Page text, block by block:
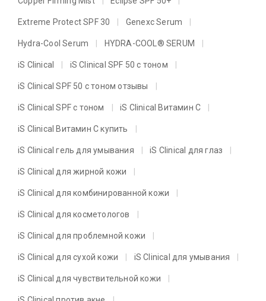
Extreme Protect SPF 30 Genexc Serum
Hydra-Cool Serum HYDRA-COOL® SERUM
iS Clinical iS Clinical SPF 50 с тоном
iS Clinical SPF 50 с тоном отзывы
iS Clinical SPF с тоном iS Clinical Витамин C
iS Clinical Витамин C купить
iS Clinical гель для умывания iS Clinical для глаз
iS Clinical для жирной кожи
iS Clinical для комбинированной кожи
iS Clinical для косметологов
iS Clinical для проблемной кожи
iS Clinical для сухой кожи iS Clinical для умывания
iS Clinical для чувствительной кожи